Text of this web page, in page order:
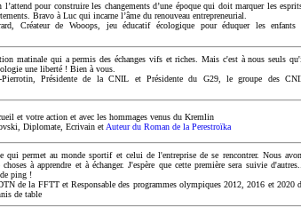
pour construire les changements d’une époque qui doit marquer les
Bravo à Luc qui incarne l’âme du renouveau entrepreneurial.
Créateur de Wooops, jeu éducatif écologique pour éduquer les enfants
matinale qui a permis des échanges vifs et riches. Mais c'est à nous seuls
une liberté ! Bien à vous.
Pierrotin, Présidente de la CNIL et Présidente du G29, le groupe des
et votre action et avec les hommages venus du Kremlin
Diplomate, Ecrivain et Auteur du Roman de la Perestroïka
qui permet au monde sportif et celui de l'entreprise de se rencontrer. Nous
à apprendre et à échanger. J'espère que cette première sera suivie d'autres...
ping !
de la FFTT et Responsable des programmes olympiques 2012, 2016 et 2020
de table